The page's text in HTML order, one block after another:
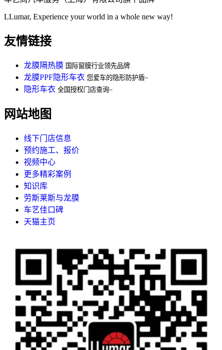
LLumar, Experience your world in a whole new way!
友情链接
龙膜隔热膜 国际窗膜行业领先品牌
龙膜PPF隐形车衣 您爱车的隐形防护盾~
隐形车衣 全国授权门店查询~
网站地图
线下门店信息
预约施工、报价
视频中心
更多精彩案例
知识库
劳斯莱斯与龙膜
车艺佳口碑
天猫主页